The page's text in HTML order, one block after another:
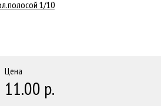
Цена
11.00 р.